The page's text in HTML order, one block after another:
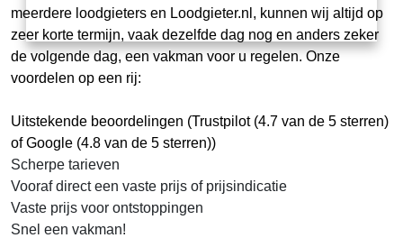
meerdere loodgieters en Loodgieter.nl, kunnen wij altijd op
zeer korte termijn, vaak dezelfde dag nog en anders zeker
de volgende dag, een vakman voor u regelen. Onze
voordelen op een rij:
Uitstekende beoordelingen (Trustpilot (4.7 van de 5 sterren)
of Google (4.8 van de 5 sterren))
Scherpe tarieven
Vooraf direct een vaste prijs of prijsindicatie
Vaste prijs voor ontstoppingen
Snel een vakman!